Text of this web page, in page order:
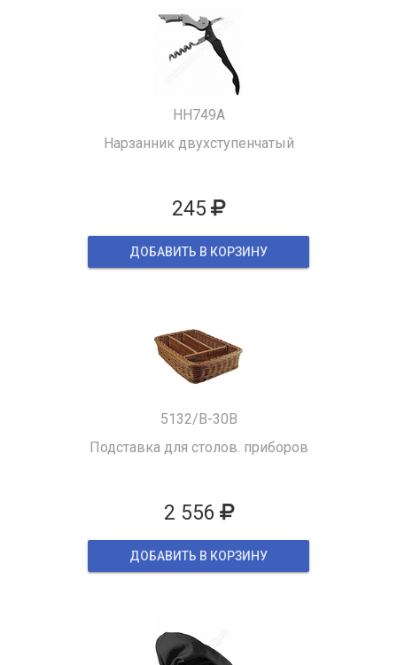
HH749A
Нарзанник двухступенчатый
245
ДОБАВИТЬ В КОРЗИНУ
5132/B-30B
Подставка для столов. приборов
2 556
ДОБАВИТЬ В КОРЗИНУ